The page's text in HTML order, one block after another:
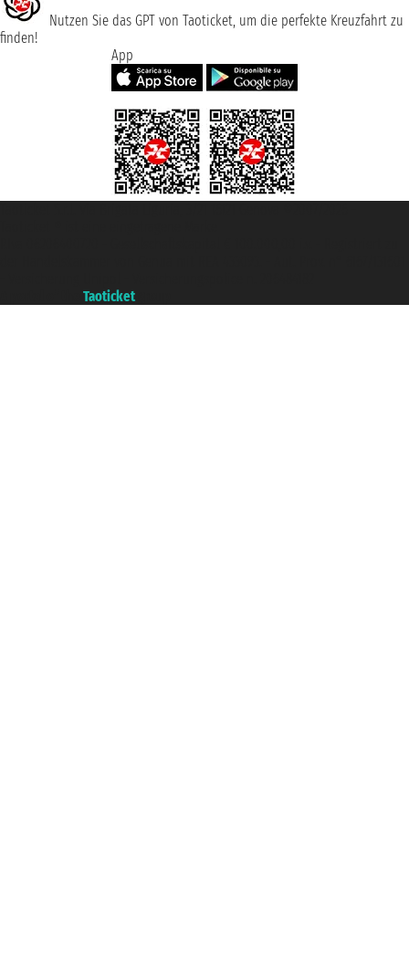
Nutzen Sie das GPT von Taoticket, um die perfekte Kreuzfahrt zu
finden!
App
Taoticket